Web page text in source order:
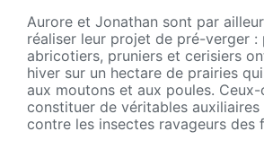
Aurore et Jonathan sont par
réaliser leur projet de pré-verger :
abricotiers, pruniers et cerisiers
hiver sur un hectare de prairies
aux moutons et aux poules.
constituer de véritables
contre les insectes ravageurs des